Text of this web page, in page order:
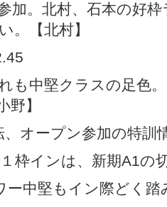
加。北村、石本の好
。【北村】
も中堅クラスの足色
野】
オープン参加の特訓
枠インは、新期A1の
ー中堅もイン際どく踏